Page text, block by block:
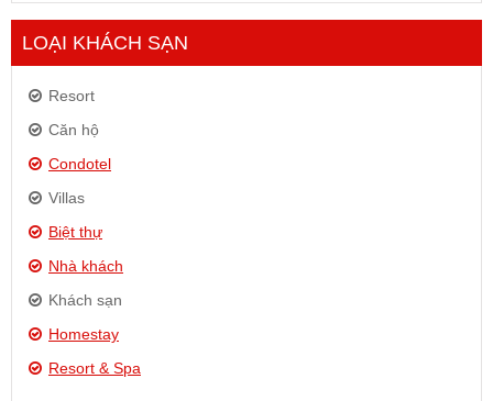
LOẠI KHÁCH SẠN
Resort
Căn hộ
Condotel
Villas
Biệt thự
Nhà khách
Khách sạn
Homestay
Resort & Spa